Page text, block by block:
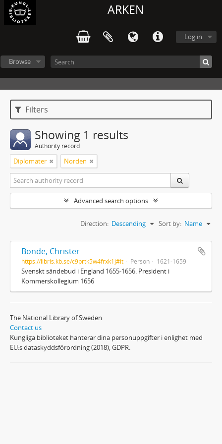
ARKEN
Log in
Browse
Filters
Showing 1 results
Authority record
Diplomater Norden
Advanced search options
Sort by: Name
Direction: Descending
Bonde, Christer
https://libris.kb.se/c9prtk5w4frxk1j#it Person 1621-1659
Svenskt sändebud i England 1655-1656. President i
Kommerskollegium 1656
The National Library of Sweden
Contact us
Kungliga biblioteket hanterar dina personuppgifter i enlighet med
EU:s dataskyddsförordning (2018), GDPR.